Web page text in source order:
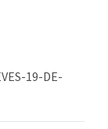
19-DE-